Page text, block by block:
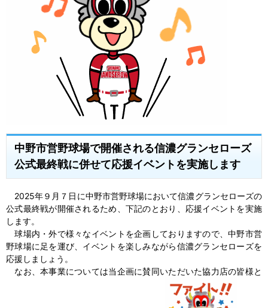
中野市営野球場で開催される信濃グランセローズ
公式最終戦に併せて応援イベントを実施します
2025年９月７日に中野市営野球場において信濃グランセローズの
公式最終戦が開催されるため、下記のとおり、応援イベントを実施
します。
球場内・外で様々なイベントを企画しておりますので、中野市営
野球場に足を運び、イベントを楽しみながら信濃グランセローズを
応援しましょう。
なお、本事業については当企画に賛同いただいた協力店の皆様と